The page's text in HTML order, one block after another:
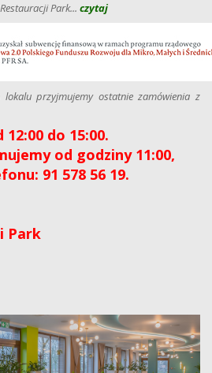
Park... czytaj
lokalu przyjmujemy ostatnie zamówienia z
do 15:00.
od godziny 11:00,
91 578 56 19.
Park